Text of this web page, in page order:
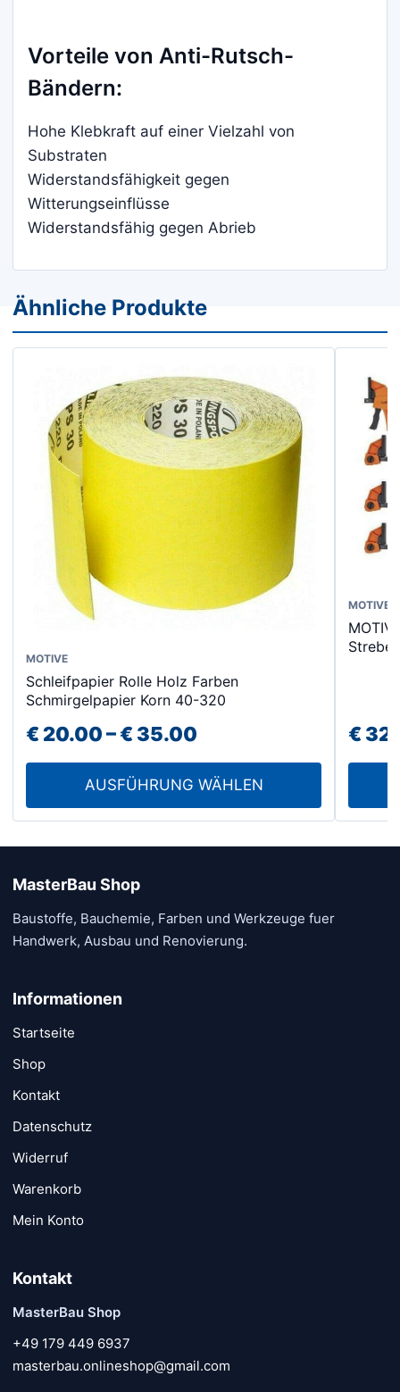
Vorteile von Anti-Rutsch-
Bändern:
Hohe Klebkraft auf einer Vielzahl von
Substraten
Widerstandsfähigkeit gegen
Witterungseinflüsse
Widerstandsfähig gegen Abrieb
Ähnliche Produkte
MOTIVE
Schleifpapier Rolle Holz Farben
Schmirgelpapier Korn 40-320
€20.00–€35.00
€ 20.00
bis
€ 35.00
AUSFÜHRUNG WÄHLEN
Dieses
Produkt
weist
mehrere
Die
auf
Produktseite
gewählt
MOTIVE
€
Dieses
weist
auf.
auf
der
MasterBau Shop
Baustoffe, Bauchemie, Farben und Werkzeuge fuer
Handwerk, Ausbau und Renovierung.
Informationen
Startseite
Shop
Kontakt
Datenschutz
Widerruf
Warenkorb
Mein Konto
Kontakt
MasterBau Shop
+49 179 449 6937
masterbau.onlineshop@gmail.com